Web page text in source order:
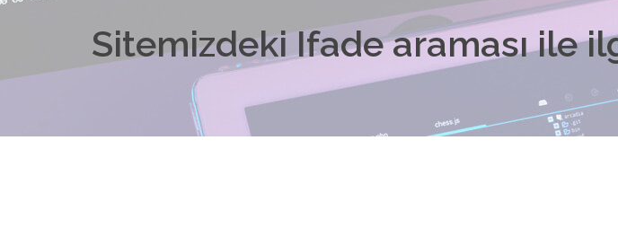
Sitemizdeki Ifade araması ile